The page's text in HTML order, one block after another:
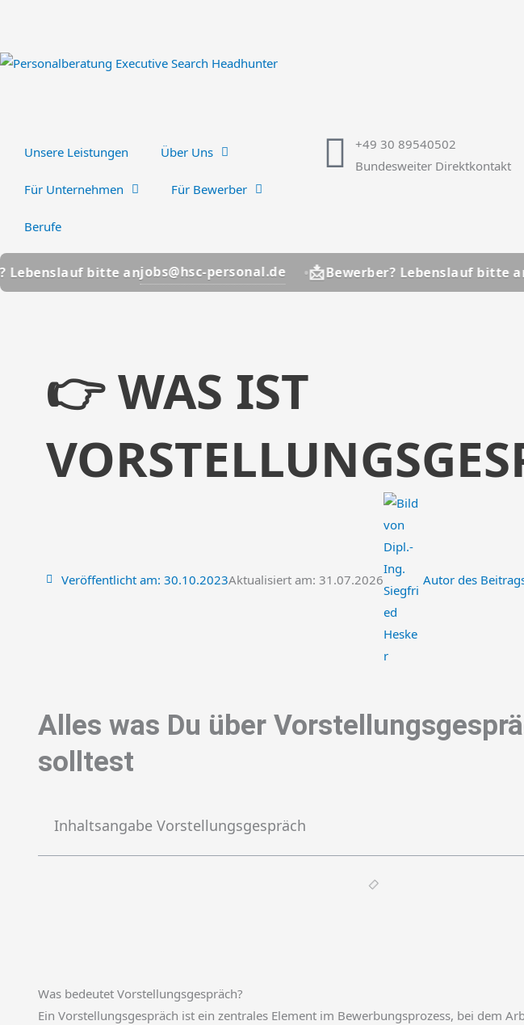
springen
Unsere Leistungen Über Uns
Für Unternehmen Für Bewerber
Berufe
+49 30 89540502
Bundesweiter Direktkontakt
bitte anjobs@hsc-personal.de 📩Bewerber? Lebenslauf bitte an
👉 WAS IST
Veröffentlicht am: 30.10.2023Aktualisiert am: 31.07.2026 Autor des
Alles was Du über
solltest
Inhaltsangabe Vorstellungsgespräch
Was bedeutet Vorstellungsgespräch?
Ein Vorstellungsgespräch ist ein zentrales Element im Bewerbungsprozess, bei dem